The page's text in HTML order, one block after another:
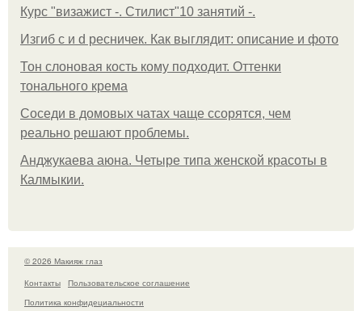
Курс "визажист -. Стилист"10 занятий -.
Изгиб c и d ресничек. Как выглядит: описание и фото
Тон слоновая кость кому подходит. Оттенки
тонального крема
Соседи в домовых чатах чаще ссорятся, чем
реально решают проблемы.
Анджукаева аюна. Четыре типа женской красоты в
Калмыкии.
© 2026 Макияж глаз
Контакты
Пользовательское соглашение
Политика конфидециальности